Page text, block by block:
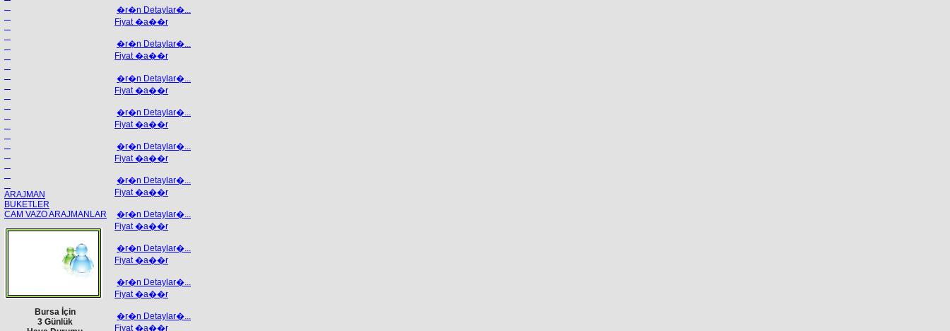
ARAJMAN
BUKETLER
CAM VAZO ARAJMANLAR
Bursa İçin
3 Günlük
�r�n Detaylar�...
Fiyat �a��r
�r�n Detaylar�...
Fiyat �a��r
�r�n Detaylar�...
Fiyat �a��r
�r�n Detaylar�...
Fiyat �a��r
�r�n Detaylar�...
Fiyat �a��r
�r�n Detaylar�...
Fiyat �a��r
�r�n Detaylar�...
Fiyat �a��r
�r�n Detaylar�...
Fiyat �a��r
�r�n Detaylar�...
Fiyat �a��r
�r�n Detaylar�...
Fiyat �a��r